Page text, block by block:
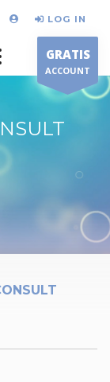
LOG IN
GRATIS
ACCOUNT